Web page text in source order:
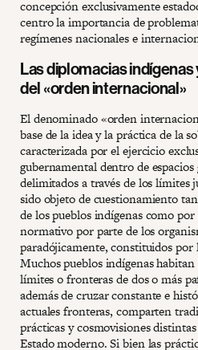
concepción exclusivamente
centro la importancia de
regímenes nacionales e
Las diplomacias
del «orden internacional»
El denominado «orden
base de la idea y la práctica de la
caracterizada por el ejercicio
gubernamental dentro de
delimitados a través de los
sido objeto de cuestionamiento
de los pueblos indígenas como
normativo por parte de los
paradójicamente, constituidos por
Muchos pueblos indígenas
límites o fronteras de dos o más
además de cruzar constante e
actuales fronteras, comparten
prácticas y cosmovisiones
Estado moderno. Si bien las